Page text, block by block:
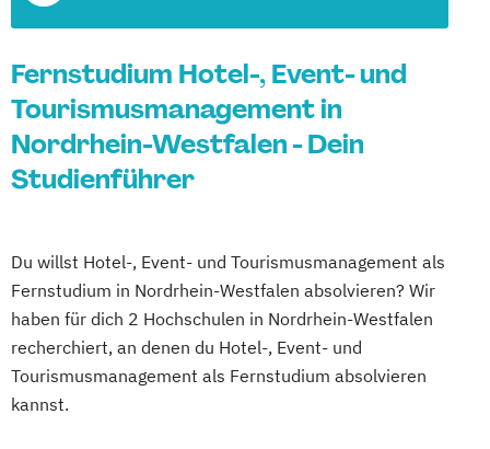
Fernstudium Hotel-, Event- und
Tourismusmanagement in
Nordrhein-Westfalen - Dein
Studienführer
Du willst Hotel-, Event- und Tourismusmanagement als
Fernstudium in Nordrhein-Westfalen absolvieren? Wir
haben für dich 2 Hochschulen in Nordrhein-Westfalen
recherchiert, an denen du Hotel-, Event- und
Tourismusmanagement als Fernstudium absolvieren
kannst.